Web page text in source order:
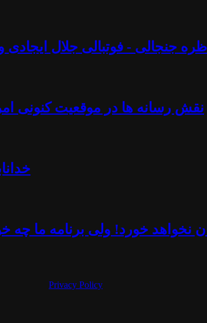
جنجالی - فوتبالی جلال
نقش رسانه ها در موقعیت کنونی
نخواهد خورد! ولی برنامه ما چه
Privacy Policy